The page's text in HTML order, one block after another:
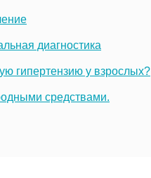
диагностика
гипертензию у взрослых?
средствами.